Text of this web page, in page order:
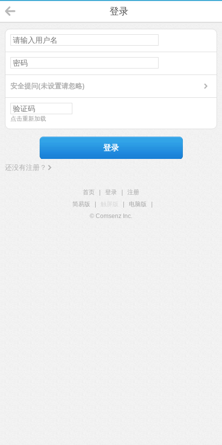
登录
安全提问(未设置请忽略)
点击重新加载
登录
还没有注册？
首页 登录
注册
简易版
触屏版 电脑版
© Comsenz Inc.